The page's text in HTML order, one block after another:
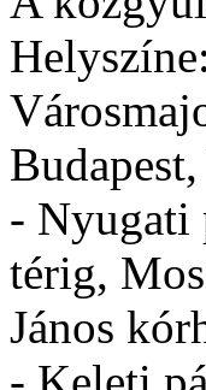
Helyszíne:
- Nyugati
térig,
János